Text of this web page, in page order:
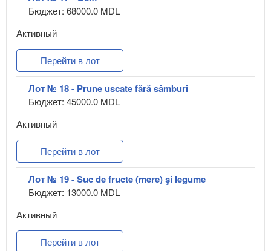
Бюджет: 68000.0 MDL
Активный
Перейти в лот
Лот № 18 - Prune uscate fără sâmburi
Бюджет: 45000.0 MDL
Активный
Перейти в лот
Лот № 19 - Suc de fructe (mere) şi legume
Бюджет: 13000.0 MDL
Активный
Перейти в лот